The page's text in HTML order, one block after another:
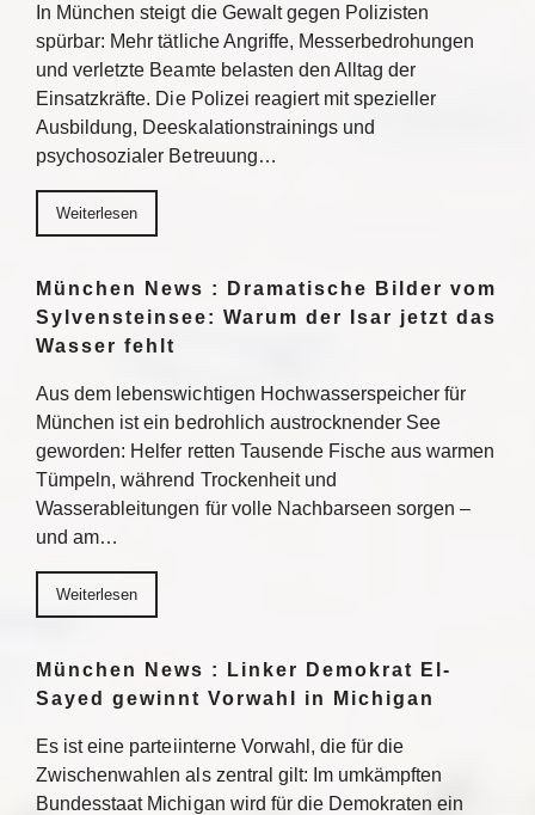
In München steigt die Gewalt gegen Polizisten
spürbar: Mehr tätliche Angriffe, Messerbedrohungen
und verletzte Beamte belasten den Alltag der
Einsatzkräfte. Die Polizei reagiert mit spezieller
Ausbildung, Deeskalationstrainings und
psychosozialer Betreuung…
Weiterlesen
München News : Dramatische Bilder vom
Sylvensteinsee: Warum der Isar jetzt das
Wasser fehlt
Aus dem lebenswichtigen Hochwasserspeicher für
München ist ein bedrohlich austrocknender See
geworden: Helfer retten Tausende Fische aus warmen
Tümpeln, während Trockenheit und
Wasserableitungen für volle Nachbarseen sorgen –
und am…
Weiterlesen
München News : Linker Demokrat El-
Sayed gewinnt Vorwahl in Michigan
Es ist eine parteiinterne Vorwahl, die für die
Zwischenwahlen als zentral gilt: Im umkämpften
Bundesstaat Michigan wird für die Demokraten ein